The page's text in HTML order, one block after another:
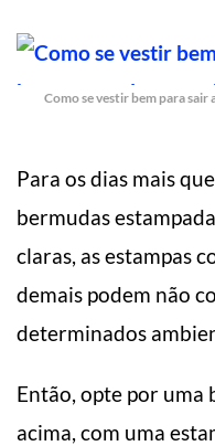
Como se vestir bem para
Para os dias mais
bermudas
claras, as estampas
demais podem não
determinados
Então, opte por
acima, com uma